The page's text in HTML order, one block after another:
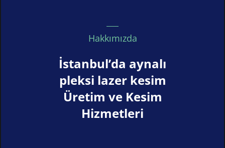
Hakkımızda
İstanbul’da aynalı
pleksi lazer kesim
Üretim ve Kesim
Hizmetleri